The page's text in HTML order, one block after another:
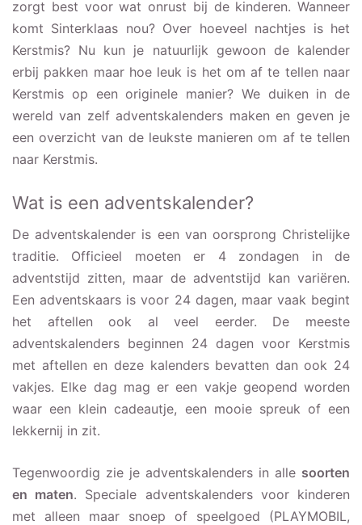
zorgt best voor wat onrust bij de kinderen. Wanneer
komt Sinterklaas nou? Over hoeveel nachtjes is het
Kerstmis? Nu kun je natuurlijk gewoon de kalender
erbij pakken maar hoe leuk is het om af te tellen naar
Kerstmis op een originele manier? We duiken in de
wereld van zelf adventskalenders maken en geven je
een overzicht van de leukste manieren om af te tellen
naar Kerstmis.
Wat is een adventskalender?
De adventskalender is een van oorsprong Christelijke
traditie. Officieel moeten er 4 zondagen in de
adventstijd zitten, maar de adventstijd kan variëren.
Een adventskaars is voor 24 dagen, maar vaak begint
het aftellen ook al veel eerder. De meeste
adventskalenders beginnen 24 dagen voor Kerstmis
met aftellen en deze kalenders bevatten dan ook 24
vakjes. Elke dag mag er een vakje geopend worden
waar een klein cadeautje, een mooie spreuk of een
lekkernij in zit.
Tegenwoordig zie je adventskalenders in alle soorten
en maten. Speciale adventskalenders voor kinderen
met alleen maar snoep of speelgoed (PLAYMOBIL,